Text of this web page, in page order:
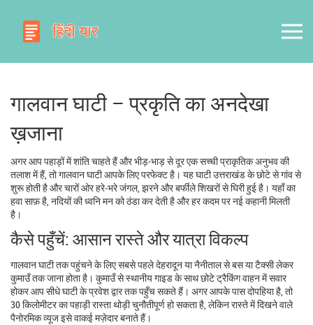
गालवान घाटी – प्रकृति का अनदेखा
ख़जाना
अगर आप पहाड़ों में शांति चाहते हैं और भीड़‑भाड़ से दूर एक सच्ची प्राकृतिक अनुभव की
तलाश में हैं, तो गालवान घाटी आपके लिए परफेक्ट है। यह घाटी उत्तराखंड के छोटे से गांव से
शुरू होती है और चारों ओर हरे‑भरे जंगल, झरने और बर्फीले शिखरों से घिरी हुई है। यहाँ का
हवा साफ़ है, नदियों की ध्वनि मन को ठंडा कर देती है और हर कदम पर नई कहानी मिलती
है।
कैसे पहुँचें: आसान रास्ते और यात्रा विकल्प
गालवान घाटी तक पहुंचने के लिए सबसे पहले देहरादून या नैनीताल से बस या टैक्सी लेकर
कुमाउँ तक जाना होता है। कुमाउँ से स्थानीय गाइड के साथ छोटे ट्रैकिंग वाहन में सवार
होकर आप सीधे घाटी के प्रवेश द्वार तक पहुँच सकते हैं। अगर आपके पास दोपहिया है, तो
30 किलोमीटर का पहाड़ी रास्ता थोड़ी चुनौतीपूर्ण हो सकता है, लेकिन रास्ते में दिखने वाले
पैनोरमिक व्यूज इसे वाकई मज़ेदार बनाते हैं।